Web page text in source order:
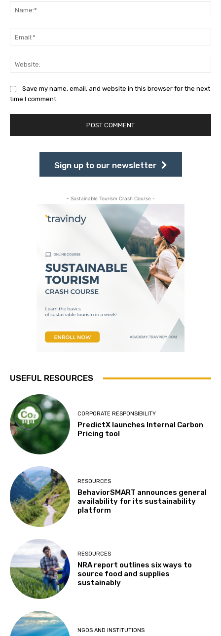
Save my name, email, and website in this browser for the next
time I comment.
Sign up to our newsletter
- Sustainable Tourism Crash Course -
USEFUL RESOURCES
CORPORATE RESPONSIBILITY
PredictX launches Internal Carbon
Pricing tool
RESOURCES
BehaviorSMART announces general
availability for its sustainability
platform
RESOURCES
NRA report outlines six ways to
source food and supplies
sustainably
NGOS AND INSTITUTIONS